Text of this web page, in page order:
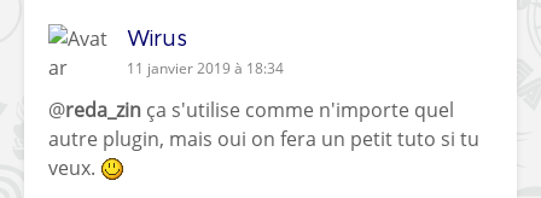
Wirus
11 janvier 2019 à 18:34
@reda_zin ça s'utilise comme n'importe quel
autre plugin, mais oui on fera un petit tuto si tu
veux.